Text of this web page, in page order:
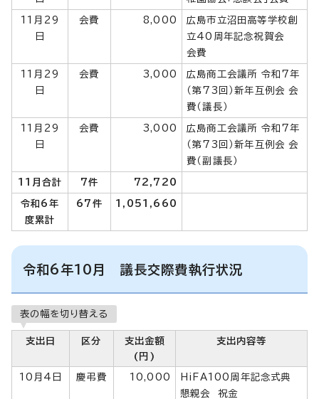
11月29
日
会費 8,000
広島市立沼田高等学校創
立40周年記念祝賀会
会費
11月29
日
会費 3,000
広島商工会議所 令和7年
（第73回）新年互例会 会
費（議長）
11月29
日
会費 3,000
広島商工会議所 令和7年
（第73回）新年互例会 会
費（副議長）
11月合計 7件 72,720
令和6年
度累計
67件 1,051,660
令和6年10月 議長交際費執行状況
表の幅を切り替える
支出日 区分
支出金額
(円)
支出内容等
10月4日 慶弔費 10,000
HiFA100周年記念式典
懇親会 祝金